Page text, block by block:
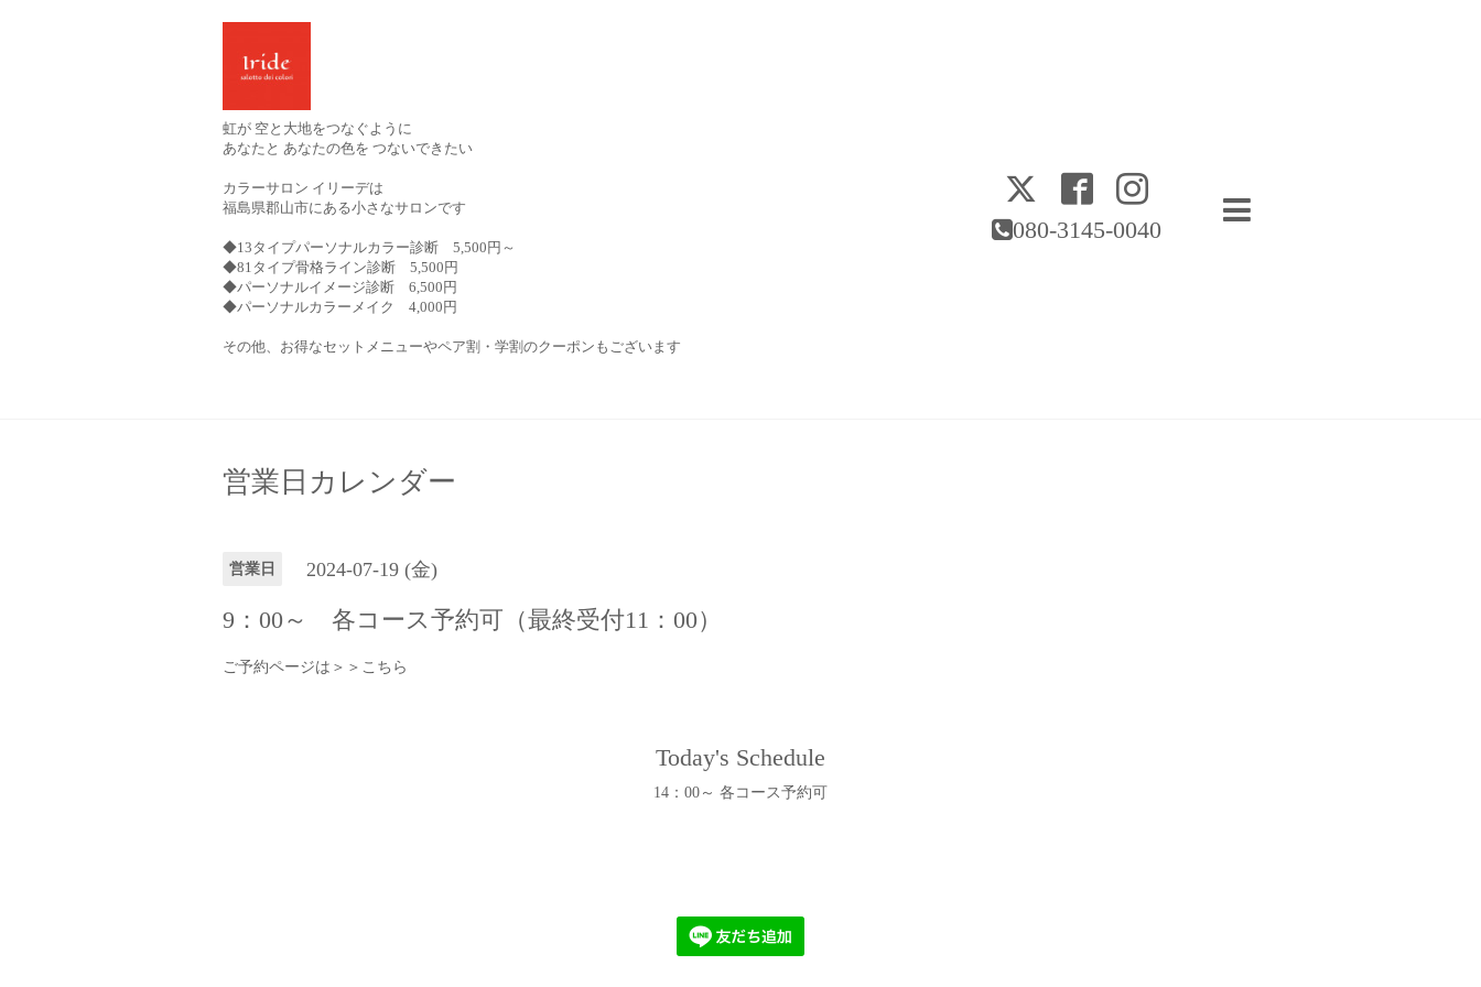
080-3145-0040
虹が 空と大地をつなぐように
あなたと あなたの色を つないできたい
カラーサロン イリーデは
福島県郡山市にある小さなサロンです
◆13タイプパーソナルカラー診断 5,500円～
◆81タイプ骨格ライン診断 5,500円
◆パーソナルイメージ診断 6,500円
◆パーソナルカラーメイク 4,000円
その他、お得なセットメニューやペア割・学割のクーポンもございます
営業日カレンダー
営業日 2024-07-19 (金)
9：00～ 各コース予約可（最終受付11：00）
ご予約ページは＞＞ こちら
Today's Schedule
14：00～ 各コース予約可